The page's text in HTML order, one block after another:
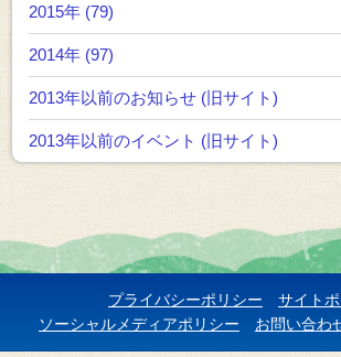
2015年 (79)
2014年 (97)
2013年以前のお知らせ (旧サイト)
2013年以前のイベント (旧サイト)
プライバシーポリシー
サイト
ソーシャルメディアポリシー
お問い合わ